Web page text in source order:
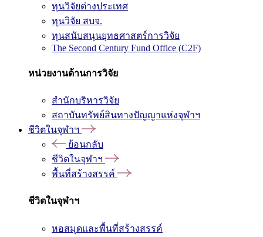
ทุนวิจัยต่างประเทศ
ทุนวิจัย สบจ.
ทุนสนับสนุนยุทธศาสตร์การวิจัย
The Second Century Fund Office (C2F)
หน่วยงานด้านการวิจัย
สำนักบริหารวิจัย
สถาบันทรัพย์สินทางปัญญาแห่งจุฬาฯ
ชีวิตในจุฬาฯ
ย้อนกลับ
ชีวิตในจุฬาฯ
พื้นที่สร้างสรรค์
ชีวิตในจุฬาฯ
หอสมุดและพื้นที่สร้างสรรค์